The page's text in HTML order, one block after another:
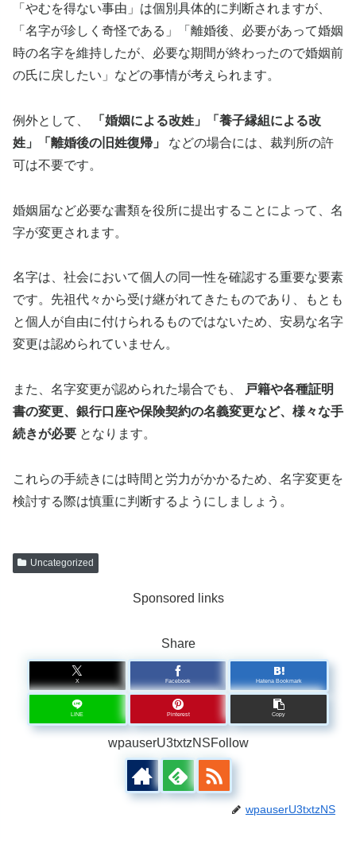
「やむを得ない事由」は個別具体的に判断されますが、
「名字が珍しく奇怪である」「離婚後、必要があって婚姻
時の名字を維持したが、必要な期間が終わったので婚姻前
の氏に戻したい」などの事情が考えられます。
例外として、
「婚姻による改姓」「養子縁組による改
姓」「離婚後の旧姓復帰」
などの場合には、裁判所の許
可は不要です。
婚姻届など必要な書類を役所に提出することによって、名
字が変更されます。
名字は、社会において個人の同一性を確認する重要な要素
です。先祖代々から受け継がれてきたものであり、もとも
と個人が自由に付けられるものではないため、安易な名字
変更は認められていません。
また、名字変更が認められた場合でも、
戸籍や各種証明
書の変更、銀行口座や保険契約の名義変更など、様々な手
続きが必要 となります。
これらの手続きには時間と労力がかかるため、名字変更を
検討する際は慎重に判断するようにしましょう。
Uncategorized
Sponsored links
Share
X Facebook Hatena Bookmark
LINE Pinterest Copy
wpauserU3txtzNSFollow
wpauserU3txtzNS